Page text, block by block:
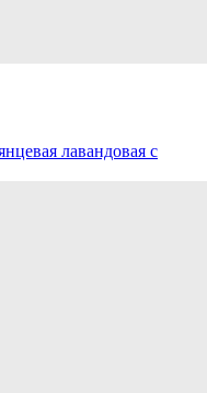
лавандовая с